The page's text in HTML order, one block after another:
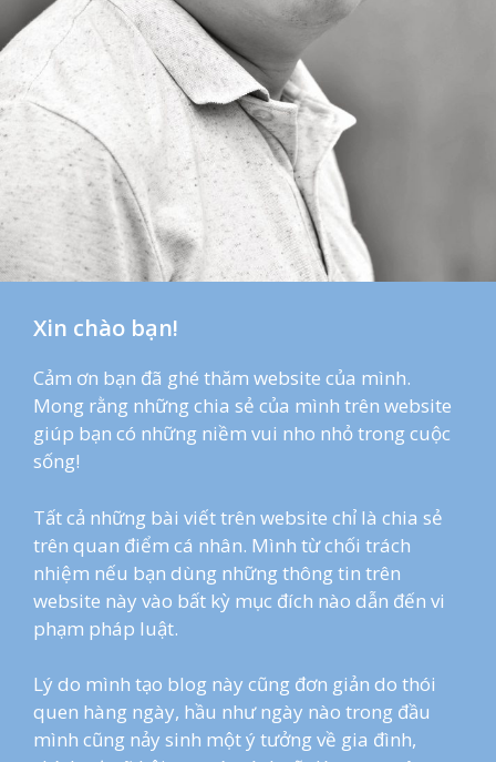
Xin chào bạn!
Cảm ơn bạn đã ghé thăm website của mình.
Mong rằng những chia sẻ của mình trên website
giúp bạn có những niềm vui nho nhỏ trong cuộc
sống!
Tất cả những bài viết trên website chỉ là chia sẻ
trên quan điểm cá nhân. Mình từ chối trách
nhiệm nếu bạn dùng những thông tin trên
website này vào bất kỳ mục đích nào dẫn đến vi
phạm pháp luật.
Lý do mình tạo blog này cũng đơn giản do thói
quen hàng ngày, hầu như ngày nào trong đầu
mình cũng nảy sinh một ý tưởng về gia đình,